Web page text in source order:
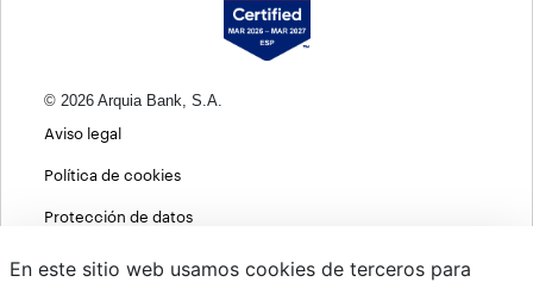
© 2026 Arquia Bank, S.A.
Aviso legal
Política de cookies
Protección de datos
Política de privacidad web
En este sitio web usamos cookies de terceros para